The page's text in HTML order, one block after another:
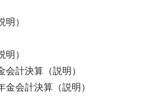
）
）
計決算（説明）
会計決算（説明）